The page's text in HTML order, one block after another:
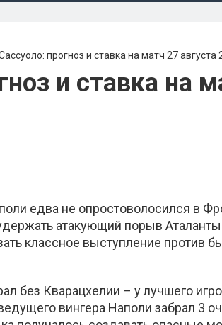
прогноз и ставка на матч 27 августа
и ставка на
едва не опростоволосился в
атакующий порыв
классное выступление против
без Кварацхелии – у лучшего
вингера Наполи забрал 3